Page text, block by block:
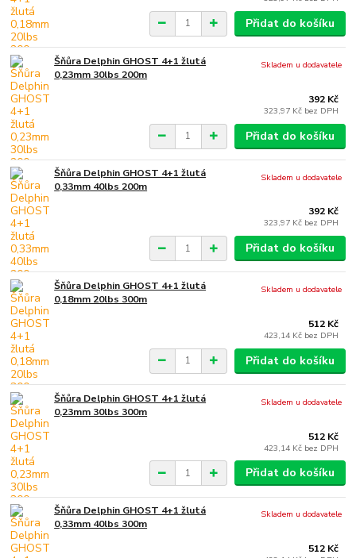
Přidat do košíku
Šňůra Delphin GHOST 4+1 žlutá
0,23mm 30lbs 200m
392 Kč
323,97 Kč bez DPH
Skladem u dodavatele
Přidat do košíku
Šňůra Delphin GHOST 4+1 žlutá
0,33mm 40lbs 200m
392 Kč
323,97 Kč bez DPH
Skladem u dodavatele
Přidat do košíku
Šňůra Delphin GHOST 4+1 žlutá
0,18mm 20lbs 300m
512 Kč
423,14 Kč bez DPH
Skladem u dodavatele
Přidat do košíku
Šňůra Delphin GHOST 4+1 žlutá
0,23mm 30lbs 300m
512 Kč
423,14 Kč bez DPH
Skladem u dodavatele
Přidat do košíku
Šňůra Delphin GHOST 4+1 žlutá
0,33mm 40lbs 300m
512 Kč
Skladem u dodavatele